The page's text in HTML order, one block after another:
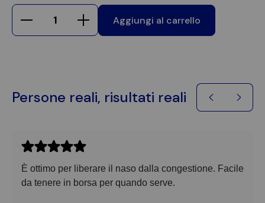
Aggiungi al carrello
Persone reali, risultati reali
È ottimo per liberare il naso dalla congestione. Facile
da tenere in borsa per quando serve.